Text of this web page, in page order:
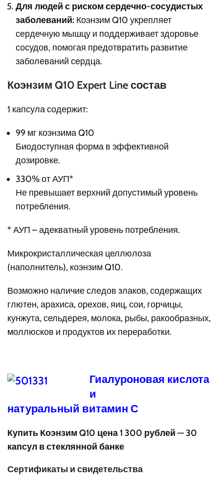
Для людей с риском сердечно-сосудистых
заболеваний: Коэнзим Q10 укрепляет
сердечную мышцу и поддерживает здоровье
сосудов, помогая предотвратить развитие
заболеваний сердца.
Коэнзим Q10 Expert Line состав
1 капсула содержит:
99 мг коэнзима Q10
Биодоступная форма в эффективной
дозировке.
330% от АУП*
Не превышает верхний допустимый уровень
потребления.
* АУП – адекватный уровень потребления.
Микрокристаллическая целлюлоза
(наполнитель), коэнзим Q10.
Возможно наличие следов злаков, содержащих
глютен, арахиса, орехов, яиц, сои, горчицы,
кунжута, сельдерея, молока, рыбы, ракообразных,
моллюсков и продуктов их переработки.
Гиалуроновая кислота
и
натуральный витамин С
Купить Коэнзим Q10 цена 1 300 рублей — 30
капсул в стеклянной банке
Сертификаты и свидетельства